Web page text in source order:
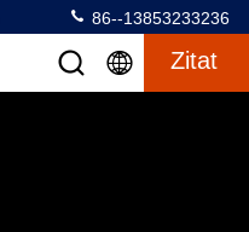
86--13853233236
Zitat